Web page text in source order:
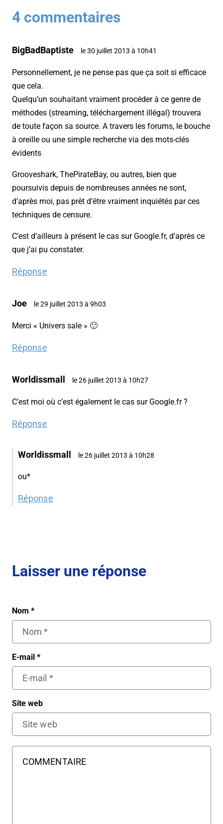
4 commentaires
BigBadBaptiste le 30 juillet 2013 à 10h41
Personnellement, je ne pense pas que ça soit si efficace
que cela.
Quelqu’un souhaitant vraiment procéder à ce genre de
méthodes (streaming, téléchargement illégal) trouvera
de toute façon sa source. A travers les forums, le bouche
à oreille ou une simple recherche via des mots-clés
évidents
Grooveshark, ThePirateBay, ou autres, bien que
poursuivis depuis de nombreuses années ne sont,
d’après moi, pas prêt d’être vraiment inquiétés par ces
techniques de censure.
C’est d’ailleurs à présent le cas sur Google.fr, d’après ce
que j’ai pu constater.
Réponse
Joe le 29 juillet 2013 à 9h03
Merci « Univers sale » 🙂
Réponse
Worldissmall le 26 juillet 2013 à 10h27
C’est moi où c’est également le cas sur Google.fr ?
Réponse
Worldissmall le 26 juillet 2013 à 10h28
ou*
Réponse
Laisser une réponse
Nom *
E-mail *
Site web